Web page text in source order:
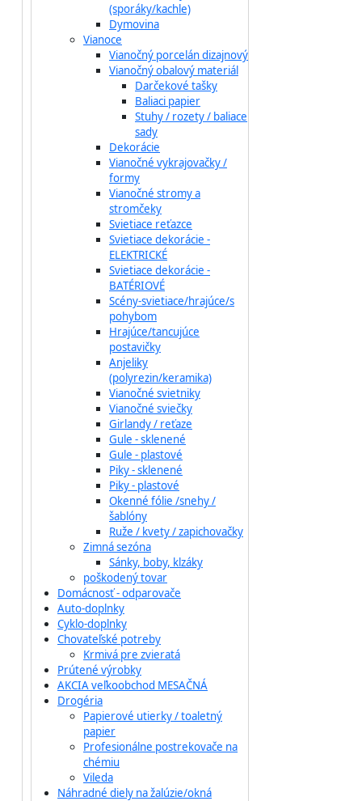
(sporáky/kachle)
Dymovina
Vianoce
Vianočný porcelán dizajnový
Vianočný obalový materiál
Darčekové tašky
Baliaci papier
Stuhy / rozety / baliace
sady
Dekorácie
Vianočné vykrajovačky /
formy
Vianočné stromy a
stromčeky
Svietiace reťazce
Svietiace dekorácie -
ELEKTRICKÉ
Svietiace dekorácie -
BATÉRIOVÉ
Scény-svietiace/hrajúce/s
pohybom
Hrajúce/tancujúce
postavičky
Anjeliky
(polyrezin/keramika)
Vianočné svietniky
Vianočné sviečky
Girlandy / reťaze
Gule - sklenené
Gule - plastové
Piky - sklenené
Piky - plastové
Okenné fólie /snehy /
šablóny
Ruže / kvety / zapichovačky
Zimná sezóna
Sánky, boby, klzáky
poškodený tovar
Domácnosť - odparovače
Auto-doplnky
Cyklo-doplnky
Chovateľské potreby
Krmivá pre zvieratá
Prútené výrobky
AKCIA veľkoobchod MESAČNÁ
Drogéria
Papierové utierky / toaletný
papier
Profesionálne postrekovače na
chémiu
Vileda
Náhradné diely na žalúzie/okná